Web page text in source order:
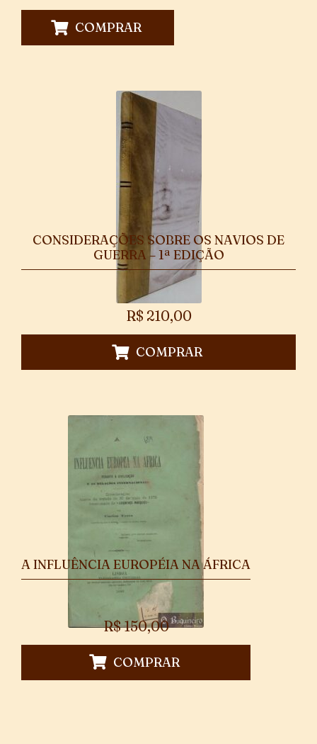
COMPRAR
CONSIDERAÇÕES SOBRE OS NAVIOS DE
GUERRA – 1ª EDIÇÃO
R$ 210,00
COMPRAR
A INFLUÊNCIA EUROPÉIA NA ÁFRICA
R$150,00
COMPRAR